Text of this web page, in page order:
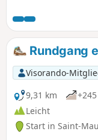
Rundgang
Visorando-
9,31 km
Leicht
Start in Saint-